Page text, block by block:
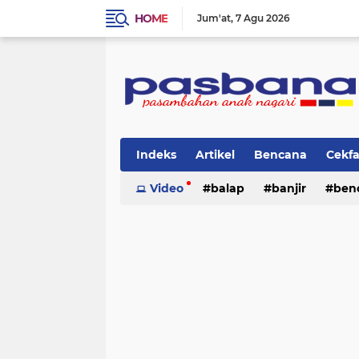
HOME Jum'at 7 Agu 2026
Indeks Artikel Bencana
Musik Olahraga Pariwisata
Video balap banjir